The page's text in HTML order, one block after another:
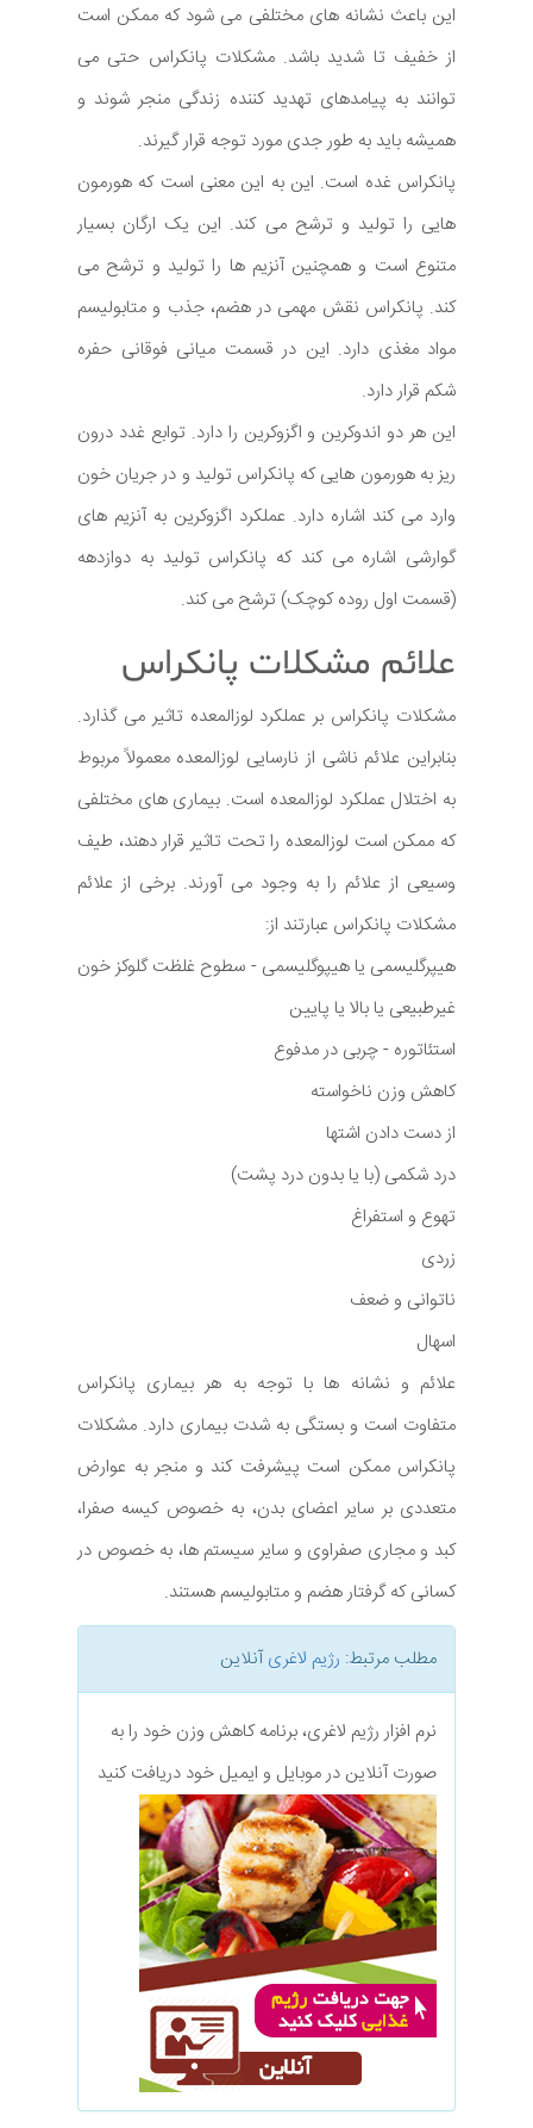
این باعث نشانه های مختلفی می شود که ممکن است
از خفیف تا شدید باشد. مشکلات پانکراس حتی می
توانند به پیامدهای تهدید کننده زندگی منجر شوند و
همیشه باید به طور جدی مورد توجه قرار گیرند.
پانکراس غده است. این به این معنی است که هورمون
هایی را تولید و ترشح می کند. این یک ارگان بسیار
متنوع است و همچنین آنزیم ها را تولید و ترشح می
کند. پانکراس نقش مهمی در هضم، جذب و متابولیسم
مواد مغذی دارد. این در قسمت میانی فوقانی حفره
شکم قرار دارد.
این هر دو اندوکرین و اگزوکرین را دارد. توابع غدد درون
ریز به هورمون هایی که پانکراس تولید و در جریان خون
وارد می کند اشاره دارد. عملکرد اگزوکرین به آنزیم های
گوارشی اشاره می کند که پانکراس تولید به دوازدهه
(قسمت اول روده کوچک) ترشح می کند.
علائم مشکلات پانکراس
مشکلات پانکراس بر عملکرد لوزالمعده تاثیر می گذارد.
بنابراین علائم ناشی از نارسایی لوزالمعده معمولاً مربوط
به اختلال عملکرد لوزالمعده است. بیماری های مختلفی
که ممکن است لوزالمعده را تحت تاثیر قرار دهند، طیف
وسیعی از علائم را به وجود می آورند. برخی از علائم
مشکلات پانکراس عبارتند از:
هیپرگلیسمی یا هیپوگلیسمی - سطوح غلظت گلوکز خون
غیرطبیعی یا بالا یا پایین
استئاتوره - چربی در مدفوع
کاهش وزن ناخواسته
از دست دادن اشتها
درد شکمی (با یا بدون درد پشت)
تهوع و استفراغ
زردی
ناتوانی و ضعف
اسهال
علائم و نشانه ها با توجه به هر بیماری پانکراس
متفاوت است و بستگی به شدت بیماری دارد. مشکلات
پانکراس ممکن است پیشرفت کند و منجر به عوارض
متعددی بر سایر اعضای بدن، به خصوص کیسه صفرا،
کبد و مجاری صفراوی و سایر سیستم ها، به خصوص در
کسانی که گرفتار هضم و متابولیسم هستند.
مطلب مرتبط: رژیم لاغریآنلاین
نرم افزار رژیم لاغری، برنامه کاهش وزن خود را به
صورت آنلاین در موبایل و ایمیل خود دریافت کنید